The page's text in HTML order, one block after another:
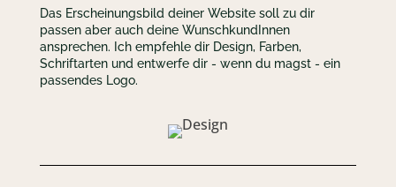
Das Erscheinungsbild deiner Website soll zu dir
passen aber auch deine WunschkundInnen
ansprechen. Ich empfehle dir Design, Farben,
Schriftarten und entwerfe dir - wenn du magst - ein
passendes Logo.